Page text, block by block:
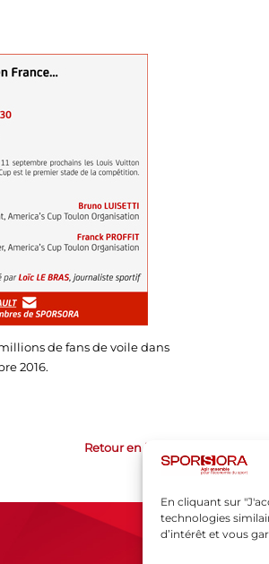
En cliquant sur
technologies
d’intérêt et vous
de fans de voile dans
2016.
Retour en haut